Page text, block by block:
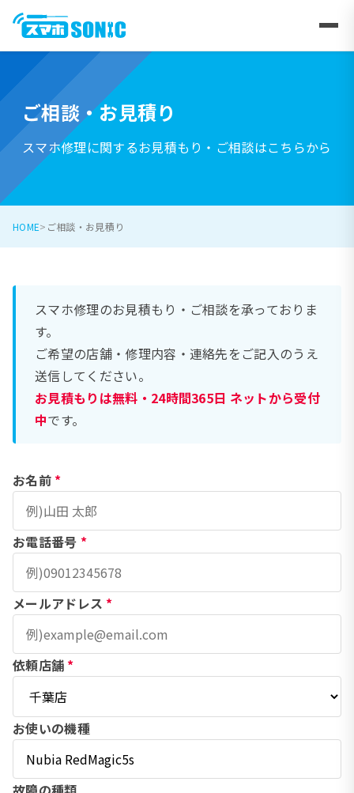
ご相談・お見積り
スマホ修理に関するお見積もり・ご相談はこちらから
HOME ご相談・お見積り
スマホ修理のお見積もり・ご相談を承っておりま
す。
ご希望の店舗・修理内容・連絡先をご記入のうえ
送信してください。
お見積もりは無料・24時間365日 ネットから受付
中です。
お名前 *
お電話番号 *
メールアドレス *
依頼店舗 *
お使いの機種